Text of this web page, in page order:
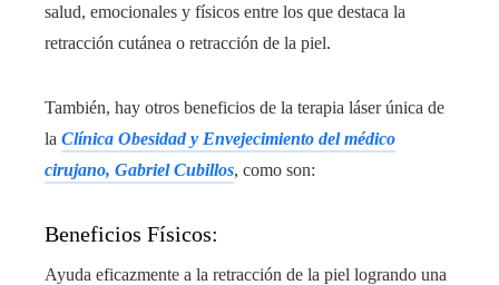
salud, emocionales y físicos entre los que destaca la
retracción cutánea o retracción de la piel.
También, hay otros beneficios de la terapia láser única de
la Clínica Obesidad y Envejecimiento del médico
cirujano, Gabriel Cubillos, como son:
Beneficios Físicos:
Ayuda eficazmente a la retracción de la piel logrando una